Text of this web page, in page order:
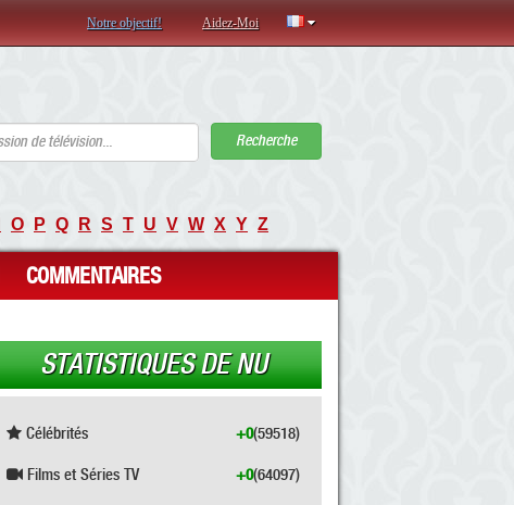
Notre objectif! Aidez-Moi
Recherche
O P Q R S T U V W X Y Z
COMMENTAIRES
STATISTIQUES DE NU
Célébrités (59518)
+0
Films et Séries TV (64097)
+0